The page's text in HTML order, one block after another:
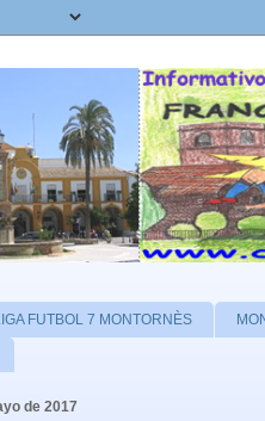
FUTBOL 7 MONTORNÈS
de 2017